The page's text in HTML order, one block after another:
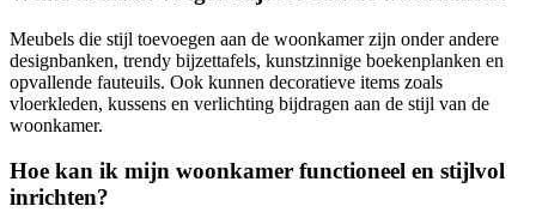
Meubels die stijl toevoegen aan de woonkamer zijn onder andere
designbanken, trendy bijzettafels, kunstzinnige boekenplanken en
opvallende fauteuils. Ook kunnen decoratieve items zoals
vloerkleden, kussens en verlichting bijdragen aan de stijl van de
woonkamer.
Hoe kan ik mijn woonkamer functioneel en stijlvol
inrichten?